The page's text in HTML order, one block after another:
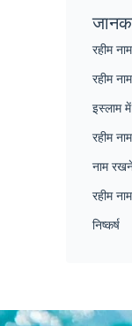
रहीम
रहीम
इस्लाम में
रहीम
नाम
रहीम
निष्कर्ष